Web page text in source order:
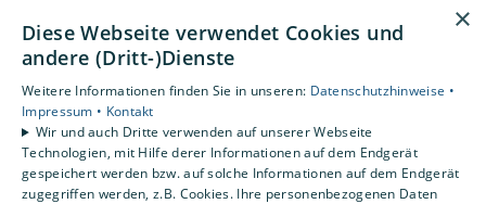
AGB
Unsere Bereiche
Privatkunden
Karriere
Unternehmen
Kontakt
×
Diese Webseite verwendet Cookies und
andere (Dritt-)Dienste
Weitere Informationen finden Sie in unseren: Datenschutzhinweise •
Impressum • Kontakt
Wir und auch Dritte verwenden auf unserer Webseite
Technologien, mit Hilfe derer Informationen auf dem Endgerät
gespeichert werden bzw. auf solche Informationen auf dem Endgerät
zugegriffen werden, z.B. Cookies. Ihre personenbezogenen Daten